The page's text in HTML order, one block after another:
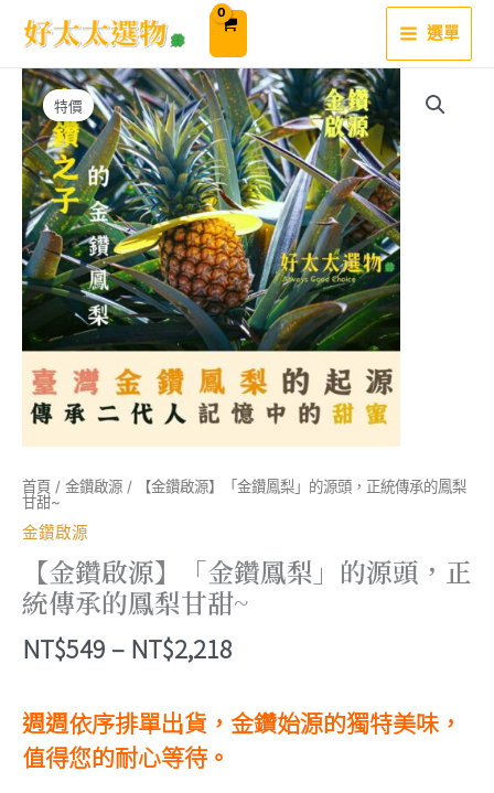
內
選單
特價
首頁 / 金鑽啟源 / 【金鑽啟源】「金鑽鳳梨」的源頭，正統傳承的鳳梨
甘甜~
金鑽啟源
【金鑽啟源】「金鑽鳳梨」的源頭，正
統傳承的鳳梨甘甜~
NT$549 – NT$2,218
範
週週依序排單出貨，金鑽始源的獨特美味，
值得您的耐心等待。